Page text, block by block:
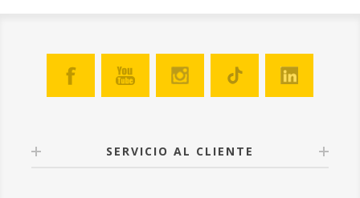
SERVICIO AL CLIENTE